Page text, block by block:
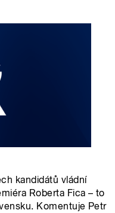
kandidátů vládní
Roberta Fica – to
Komentuje Petr